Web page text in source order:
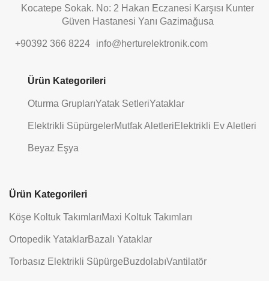
Kocatepe Sokak. No: 2 Hakan Eczanesi Karşısı Kunter
Güven Hastanesi Yanı Gazimağusa
+90392 366 8224 info@herturelektronik.com
Ürün Kategorileri
Oturma GruplarıYatak SetleriYataklar
Elektrikli SüpürgelerMutfak AletleriElektrikli Ev Aletleri
Beyaz Eşya
Ürün Kategorileri
Köşe Koltuk TakımlarıMaxi Koltuk Takımları
Ortopedik YataklarBazalı Yataklar
Torbasız Elektrikli SüpürgeBuzdolabıVantilatör